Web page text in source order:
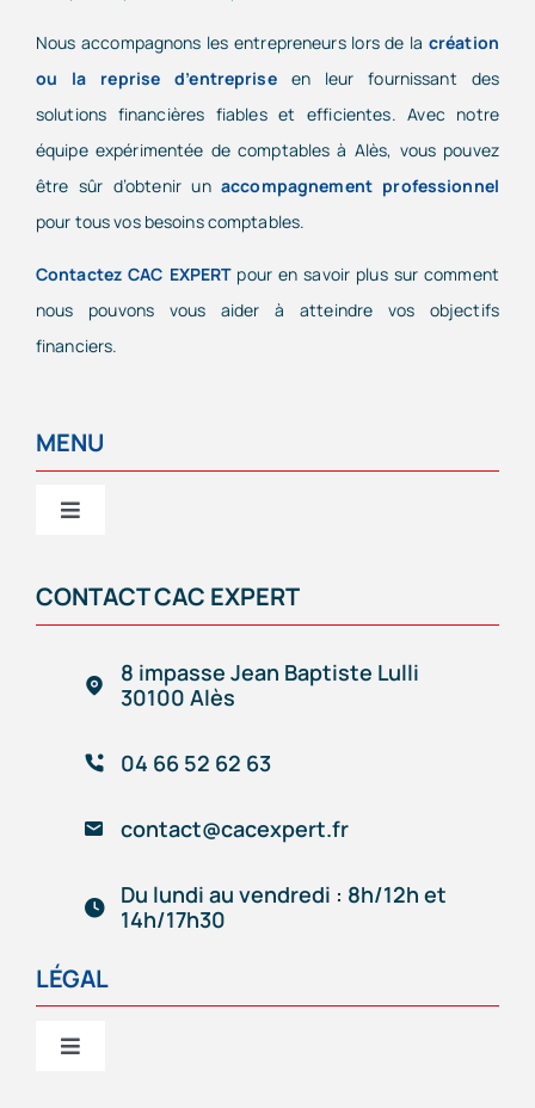
Nous accompagnons les entrepreneurs lors de la création
ou la reprise d’entrepriseen leur fournissant des
solutions financières fiables et efficientes. Avec notre
équipe expérimentée de comptables à Alès, vous pouvez
être sûr d’obtenir unaccompagnement professionnel
pour tous vos besoins comptables.
Contactez CAC EXPERTpour en savoir plus sur comment
nous pouvons vous aider à atteindre vos objectifs
financiers.
MENU
Toggle
Outils de gestion connectés
Accompagnement d’entrepreneur
Notre équipe
CONTACT CAC EXPERT
8 impasse Jean Baptiste Lulli
30100 Alès
04 66 52 62 63
contact@cacexpert.fr
Du lundi au vendredi : 8h/12h et
14h/17h30
LÉGAL
Toggle